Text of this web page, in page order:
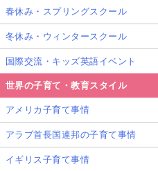
が、時間に追われることも
にいるわけでもなく、のん
といいます。
しかし、
学校の職業体験とは異なり
料をもらえる経験はとても
春休み・スプリングスクール
冬休み・ウィンタースクール
国際交流・キッズ英語イベント
世界の子育て・教育スタイル
アメリカ子育て事情
アラブ首長国連邦の子育て事情
イギリス子育て事情